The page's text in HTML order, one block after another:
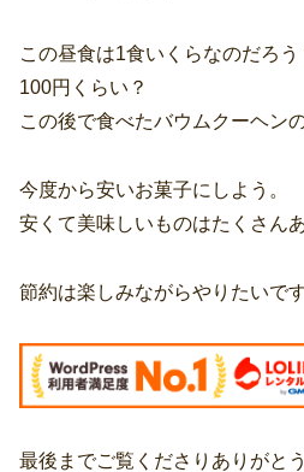
この昼食は1食いくらなのだろう
100円くらい？
この後で食べたバウムクーヘン
今度から安いお菓子にしよう。
安くて美味しいものはたくさん
節約は楽しみながらやりたいです
最後までご覧くださりありがと